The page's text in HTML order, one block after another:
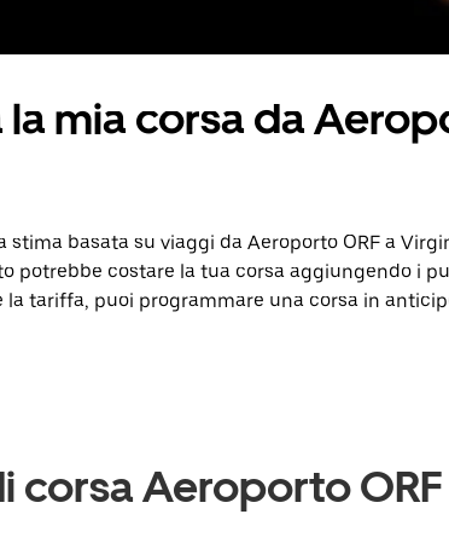
mia corsa da
basata su viaggi da Aeroporto ORF a
potrebbe costare la tua corsa aggiungendo i
la tariffa, puoi programmare una corsa in
corsa Aeroporto ORF